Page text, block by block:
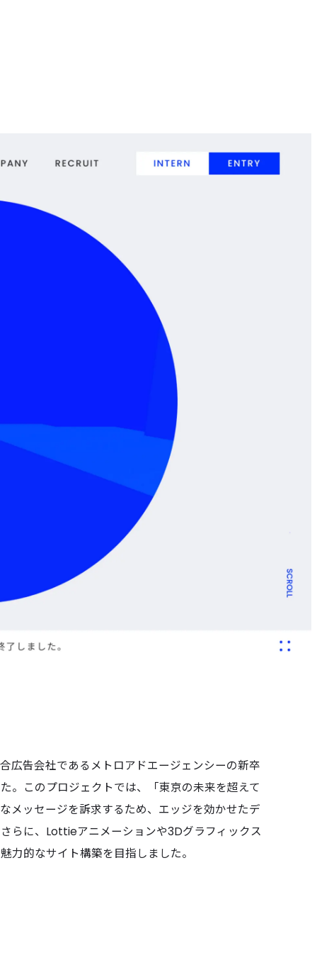
広告会社であるメトロアドエージェンシーの新卒
。このプロジェクトでは、「東京の未来を超えて
メッセージを訴求するため、エッジを効かせたデ
らに、Lottieアニメーションや3Dグラフィックス
力的なサイト構築を目指しました。